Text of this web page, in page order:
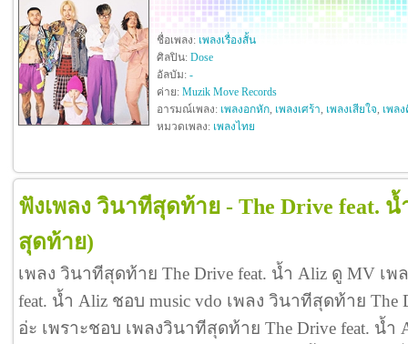
ชื่อเพลง: เพลงเรื่องสั้น
ศิลปิน: Dose
อัลบัม: -
ค่าย: Muzik Move Records
อารมณ์เพลง: เพลงอกหัก, เพลงเศร้า, เพลงเสียใจ, เพล
หมวดเพลง: เพลงไทย
ฟังเพลง วินาทีสุดท้าย - The Drive feat. น้
สุดท้าย)
เพลง วินาทีสุดท้าย The Drive feat. น้ำ Aliz ดู MV เ
feat. น้ำ Aliz ชอบ music vdo เพลง วินาทีสุดท้าย The
อ่ะ เพราะชอบ เพลงวินาทีสุดท้าย The Drive feat. น้